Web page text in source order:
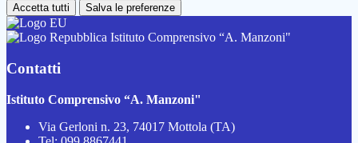
Accetta tutti Salva le preferenze
Istituto Comprensivo “A. Manzoni"
Contatti
Istituto Comprensivo “A. Manzoni"
Via Gerloni n. 23, 74017 Mottola (TA)